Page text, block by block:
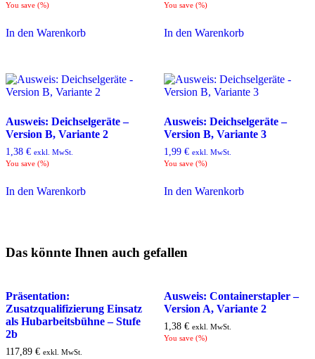
You save (%)
In den Warenkorb
You save (%)
In den Warenkorb
Ausweis: Deichselgeräte –
Version B, Variante 2
1,38 € exkl. MwSt.
You save (%)
In den Warenkorb
Ausweis: Deichselgeräte –
Version B, Variante 3
1,99 € exkl. MwSt.
You save (%)
In den Warenkorb
Das könnte Ihnen auch gefallen
Präsentation:
Zusatzqualifizierung Einsatz
als Hubarbeitsbühne – Stufe
2b
117,89 € exkl. MwSt.
Ausweis: Containerstapler –
Version A, Variante 2
1,38 € exkl. MwSt.
You save (%)